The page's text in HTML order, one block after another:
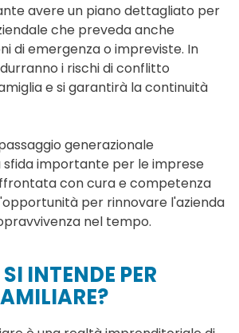
avere un piano dettagliato per
che preveda anche
di emergenza o impreviste. In
i rischi di conflitto
e si garantirà la continuità
generazionale
importante per le imprese
con cura e competenza
per rinnovare l'azienda
nel tempo.
INTENDE PER